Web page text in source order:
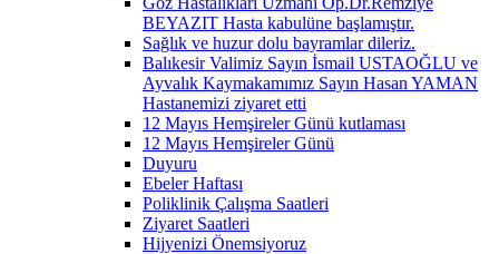
BEYAZIT Hasta kabulüne başlamıştır.
Sağlık ve huzur dolu bayramlar dileriz.
Balıkesir Valimiz Sayın İsmail USTAOĞLU ve
Ayvalık Kaymakamımız Sayın Hasan YAMAN
Hastanemizi ziyaret etti
12 Mayıs Hemşireler Günü kutlaması
12 Mayıs Hemşireler Günü
Duyuru
Ebeler Haftası
Poliklinik Çalışma Saatleri
Ziyaret Saatleri
Hijyenizi Önemsiyoruz